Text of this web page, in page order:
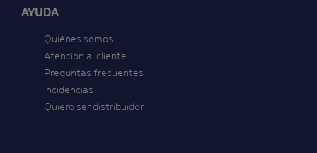
AYUDA
Quiénes somos
Atención al cliente
Preguntas frecuentes
Incidencias
Quiero ser distribuidor